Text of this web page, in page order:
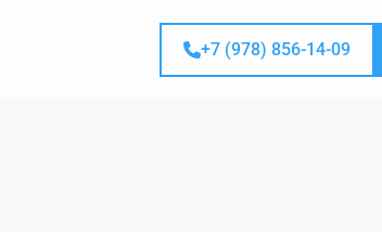
+7 (978) 856-14-09